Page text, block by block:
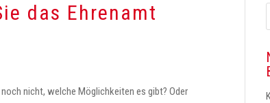
das Ehrenamt
nicht, welche Möglichkeiten es gibt? Oder